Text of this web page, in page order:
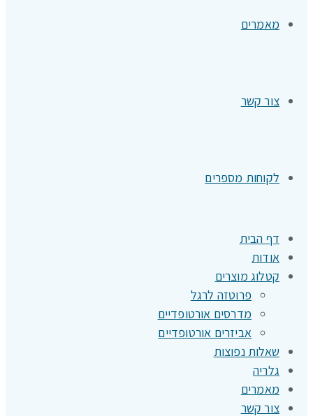
מאמרים
צור קשר
לקוחות מספרים
דף הבית
אודות
קטלוג מוצרים
פרוטזה לרגל
מדרסים אורטופדיים
אביזרים אורטופדיים
שאלות נפוצות
גלריה
מאמרים
צור קשר